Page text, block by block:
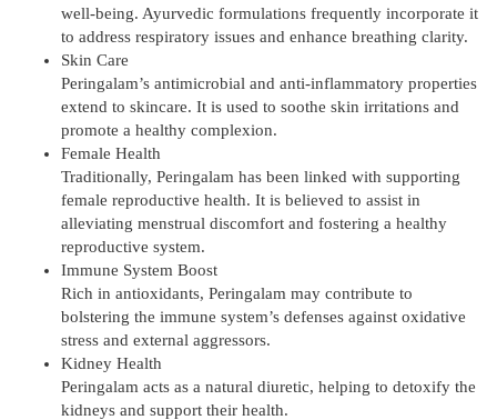
well-being. Ayurvedic formulations frequently incorporate it
to address respiratory issues and enhance breathing clarity.
Skin Care
Peringalam’s antimicrobial and anti-inflammatory properties
extend to skincare. It is used to soothe skin irritations and
promote a healthy complexion.
Female Health
Traditionally, Peringalam has been linked with supporting
female reproductive health. It is believed to assist in
alleviating menstrual discomfort and fostering a healthy
reproductive system.
Immune System Boost
Rich in antioxidants, Peringalam may contribute to
bolstering the immune system’s defenses against oxidative
stress and external aggressors.
Kidney Health
Peringalam acts as a natural diuretic, helping to detoxify the
kidneys and support their health.